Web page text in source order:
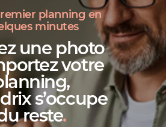
planning en
minutes
une photo
votre
s’occupe
reste.